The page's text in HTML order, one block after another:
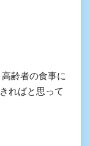
齢者の食事に
ればと思って